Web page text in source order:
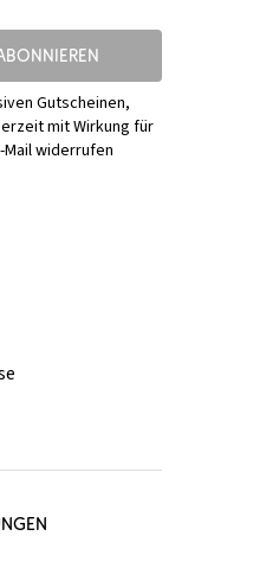
Gutscheinen,
mit Wirkung für
widerrufen